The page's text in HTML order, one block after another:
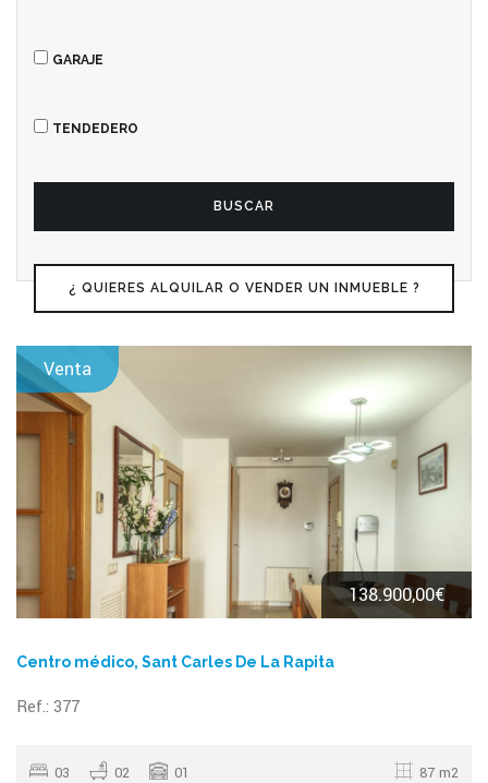
GARAJE
TENDEDERO
BUSCAR
¿ QUIERES ALQUILAR O VENDER UN INMUEBLE ?
Venta
138.900,00€
Centro médico, Sant Carles De La Rapita
Ref.: 377
03 02 01 87 m2